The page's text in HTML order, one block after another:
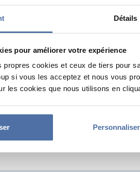
Détails
pour améliorer votre expérience
propres cookies et ceux de tiers pour
si vous les acceptez et nous vous
les cookies que nous utilisons en
Personnaliser